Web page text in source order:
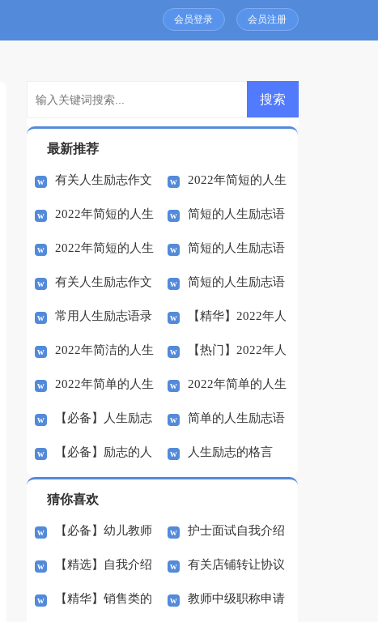
会员登录 会员注册
最新推荐
有关人生励志作文
合集8篇
2022年简短的人生
励志语录集合64句
2022年简短的人生
励志语录汇编32条
简短的人生励志语
录集合58句
2022年简短的人生
励志语录32条
简短的人生励志语
录集合47条
有关人生励志作文
五篇
简短的人生励志语
录大集合56句
常用人生励志语录
汇编37条
【精华】2022年人
生励志语录33条
2022年简洁的人生
励志语录汇总68句
【热门】2022年人
生励志语录36句
2022年简单的人生
励志语录集锦38句
2022年简单的人生
励志语录集锦37条
【必备】人生励志
语录大合集61条
简单的人生励志语
录集锦36句
【必备】励志的人 人生励志的格言
猜你喜欢
【必备】幼儿教师
培训总结集合5篇
护士面试自我介绍
(汇编15篇)
【精选】自我介绍
的作文300字集锦八篇
有关店铺转让协议
书3篇
【精华】销售类的 教师中级职称申请